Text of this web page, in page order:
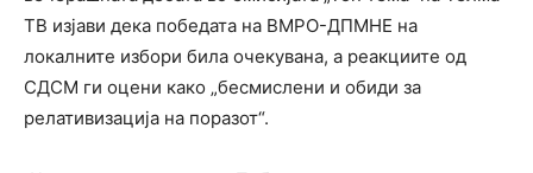
ТВ изјави дека победата на ВМРО-ДПМНЕ на
локалните избори била очекувана, а реакциите од
СДСМ ги оцени како „бесмислени и обиди за
релативизација на поразот“.